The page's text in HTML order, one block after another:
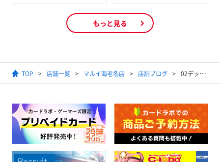
もっと見る
TOP 店舗一覧 マルイ海老名店 店舗ブログ 02デッキ？青緑デジモン！！【バトルスピリッツ】